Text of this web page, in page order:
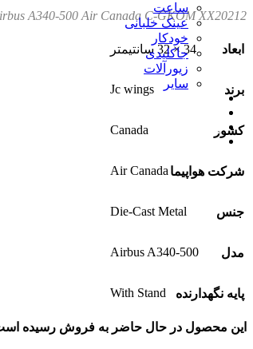
ساعت
عینک خلبانی
خودکار
جاکلیدی
زیورآلات
سایر
فروش ویژه
A340-500 Air Canada C-GKOM XX20212
ابعاد 34 × 32 سانتیمتر
برند Jc wings
کشور Canada
شرکت هواپیما Air Canada
جنس Die-Cast Metal
مدل Airbus A340-500
پایه نگهدارنده With Stand
این محصول در حال حاضر به فروش رسیده